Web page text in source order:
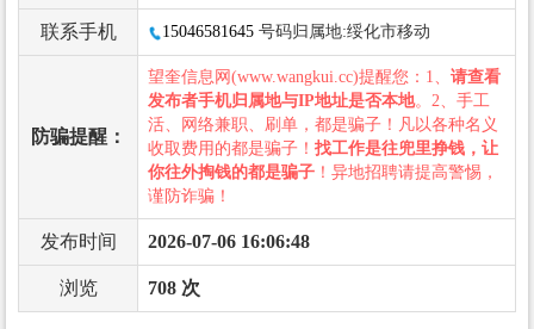
联系手机 15046581645 号码归属地:绥化市移动
防骗提醒：
望奎信息网(www.wangkui.cc)提醒您：1、 请查看
发布者手机归属地与IP地址是否本地。2、手工
活、网络兼职、刷单，都是骗子！凡以各种名义
收取费用的都是骗子！ 找工作是往兜里挣钱，让
你往外掏钱的都是骗子 ！异地招聘请提高警惕，
谨防诈骗！
发布时间 2026-07-06 16:06:48
浏览 708 次